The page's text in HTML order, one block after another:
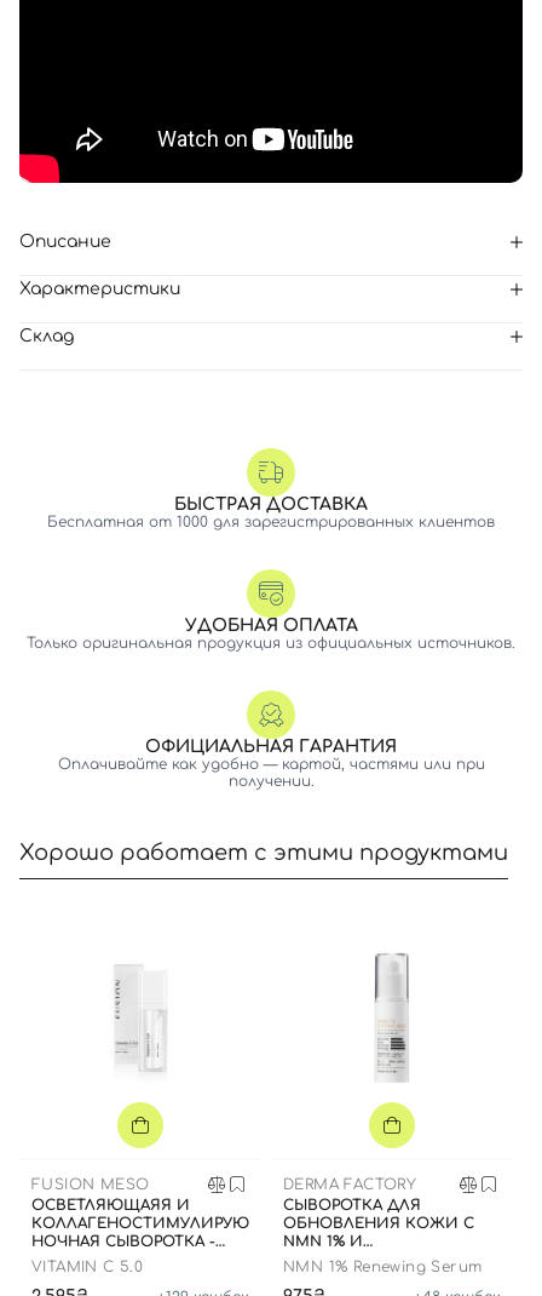
Описание
Характеристики
Склад
БЫСТРАЯ ДОСТАВКА
Бесплатная от 1000 для зарегистрированных клиентов
УДОБНАЯ ОПЛАТА
Только оригинальная продукция из официальных источников.
ОФИЦИАЛЬНАЯ ГАРАНТИЯ
Оплачивайте как удобно — картой, частями или при
получении.
Хорошо работает с этими продуктами
FUSION MESO
ОСВЕТЛЯЮЩАЯЯ И
КОЛЛАГЕНОСТИМУЛИРУЮЩАЯ
НОЧНАЯ СЫВОРОТКА -
РЕСУРФЕЙСЕР, 30 МЛ
VITAMIN C 5.0
DERMA FACTORY
СЫВОРОТКА ДЛЯ
ОБНОВЛЕНИЯ КОЖИ С
NMN 1% И
РЕСВЕРАТРОЛОМ, 30 МЛ
NMN 1% Renewing Serum
Вход Регистрация
Номер телефона